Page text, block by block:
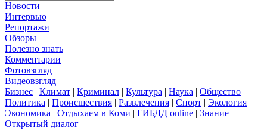
Новости
Интервью
Репортажи
Обзоры
Полезно знать
Комментарии
Фотовзгляд
Видеовзгляд
Бизнес | Климат | Криминал | Культура | Наука | Общество |
Политика | Происшествия | Развлечения | Спорт | Экология |
Экономика | Отдыхаем в Коми | ГИБДД online | Знание |
Открытый диалог